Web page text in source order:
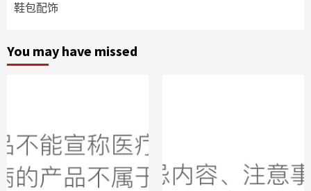
鞋包配饰
You may have missed